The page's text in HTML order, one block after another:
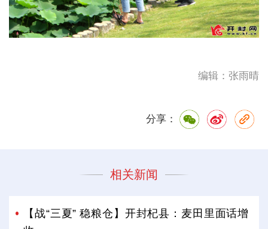
编辑：张雨晴
分享：
相关新闻
【战“三夏” 稳粮仓】开封杞县：麦田里面话增